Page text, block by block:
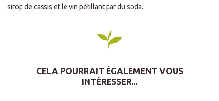
sirop de cassis et le vin pétillant par du soda.
CELA POURRAIT ÉGALEMENT VOUS
INTÉRESSER...